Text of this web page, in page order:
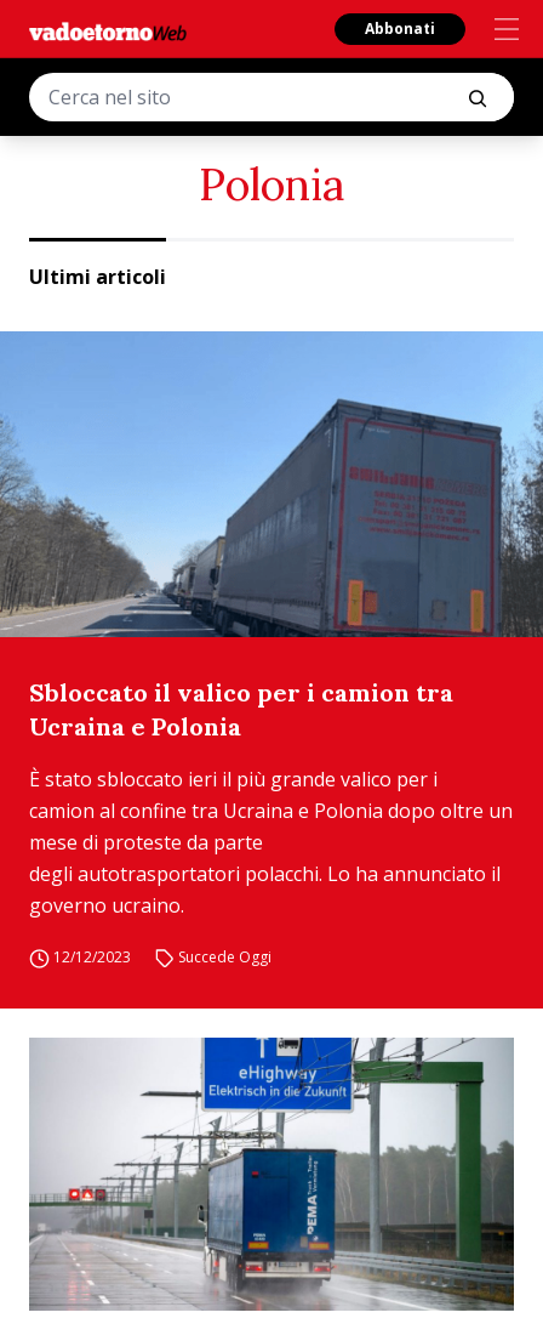
Abbonati
Polonia
Ultimi articoli
Sbloccato il valico per i camion tra
Ucraina e Polonia
È stato sbloccato ieri il più grande valico per i
camion al confine tra Ucraina e Polonia dopo oltre un
mese di proteste da parte
degli autotrasportatori polacchi. Lo ha annunciato il
governo ucraino.
12/12/2023 Succede Oggi